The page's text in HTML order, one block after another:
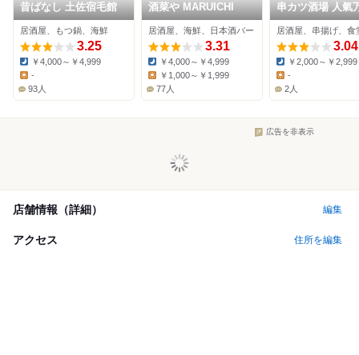
昔ばなし 土佐宿毛館
居酒屋、もつ鍋、海鮮
3.25
Dinner:
￥4,000～￥4,999
Lunch:
-
93人
酒菜や MARUICHI
居酒屋、海鮮、日本酒バー
3.31
Dinner:
￥4,000～￥4,999
Lunch:
￥1,000～￥1,999
77人
串カツ酒場 人氣
上福岡駅前店
居酒屋、串揚げ、食
3.04
Dinner:
￥2,000～￥2,999
Lunch:
-
2人
広告を非表示
店舗情報（詳細） 編集
アクセス 住所を編集